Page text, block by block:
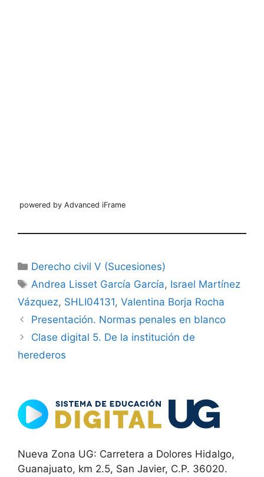
powered by Advanced iFrame
Categorías
Derecho civil V (Sucesiones)
Etiquetas
Andrea Lisset García García, Israel Martínez
Vázquez, SHLI04131, Valentina Borja Rocha
Presentación. Normas penales en blanco
Clase digital 5. De la institución de
herederos
Nueva Zona UG: Carretera a Dolores Hidalgo,
Guanajuato, km 2.5, San Javier, C.P. 36020.